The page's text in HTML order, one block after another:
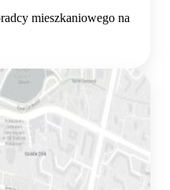
mieszkaniowego na